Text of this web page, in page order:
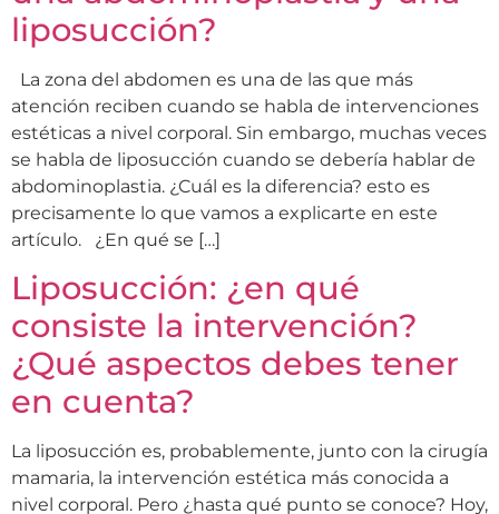
liposucción?
La zona del abdomen es una de las que más
atención reciben cuando se habla de intervenciones
estéticas a nivel corporal. Sin embargo, muchas veces
se habla de liposucción cuando se debería hablar de
abdominoplastia. ¿Cuál es la diferencia? esto es
precisamente lo que vamos a explicarte en este
artículo. ¿En qué se […]
Liposucción: ¿en qué
consiste la intervención?
¿Qué aspectos debes tener
en cuenta?
La liposucción es, probablemente, junto con la cirugía
mamaria, la intervención estética más conocida a
nivel corporal. Pero ¿hasta qué punto se conoce? Hoy,